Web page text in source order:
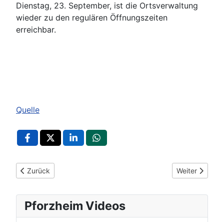
Dienstag, 23. September, ist die Ortsverwaltung
wieder zu den regulären Öffnungszeiten
erreichbar.
Quelle
Vorheriger Beitrag: Stadtteilbad Huchenfeld am 10. Oktober
Zurück Nächster
Weiter
Pforzheim Videos